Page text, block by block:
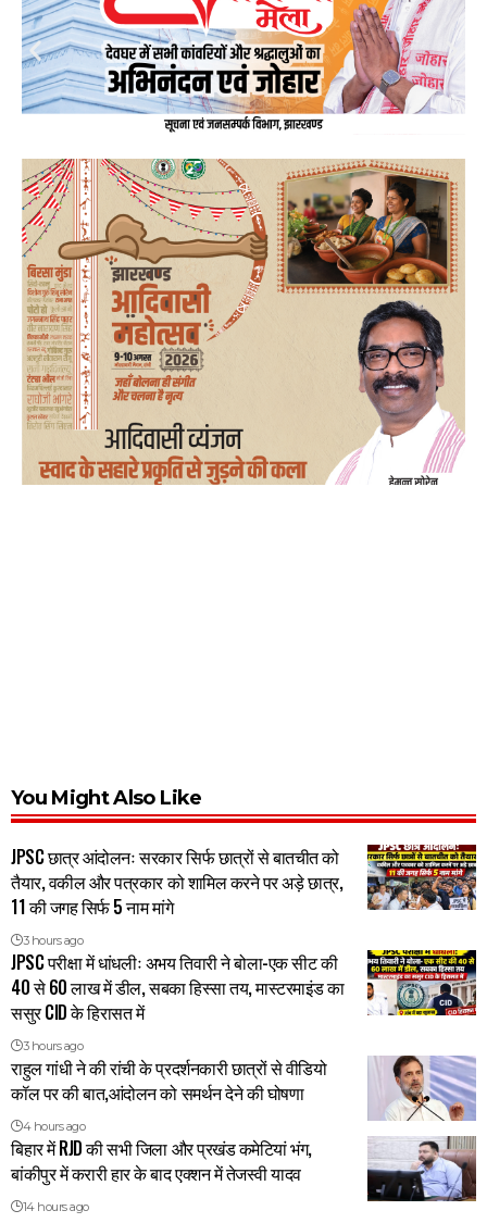
You Might Also Like
JPSC छात्र आंदोलनः सरकार सिर्फ छात्रों से बातचीत को
तैयार, वकील और पत्रकार को शामिल करने पर अड़े छात्र,
11 की जगह सिर्फ 5 नाम मांगे
3 hours ago
JPSC परीक्षा में धांधलीः अभय तिवारी ने बोला-एक सीट की
40 से 60 लाख में डील, सबका हिस्सा तय, मास्टरमाइंड का
ससुर CID के हिरासत में
3 hours ago
राहुल गांधी ने की रांची के प्रदर्शनकारी छात्रों से वीडियो
कॉल पर की बात,आंदोलन को समर्थन देने की घोषणा
4 hours ago
बिहार में RJD की सभी जिला और प्रखंड कमेटियां भंग,
बांकीपुर में करारी हार के बाद एक्शन में तेजस्वी यादव
14 hours ago